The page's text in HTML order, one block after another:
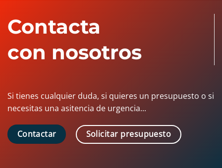
Contacta
con nosotros
Si tienes cualquier duda, si quieres un presupuesto o si
necesitas una asitencia de urgencia...
Contactar Solicitar presupuesto